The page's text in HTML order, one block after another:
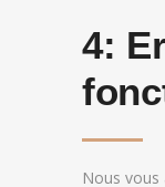
4:
Nous